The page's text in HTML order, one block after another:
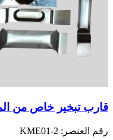
قارب تبخير خاص من
رقم العنصر: